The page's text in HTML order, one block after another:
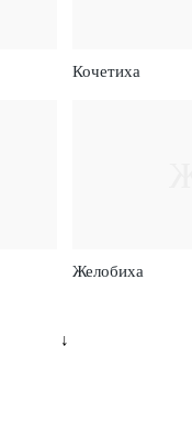
Кочетиха
Желобиха
↓